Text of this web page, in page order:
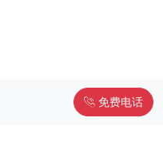
免费电话